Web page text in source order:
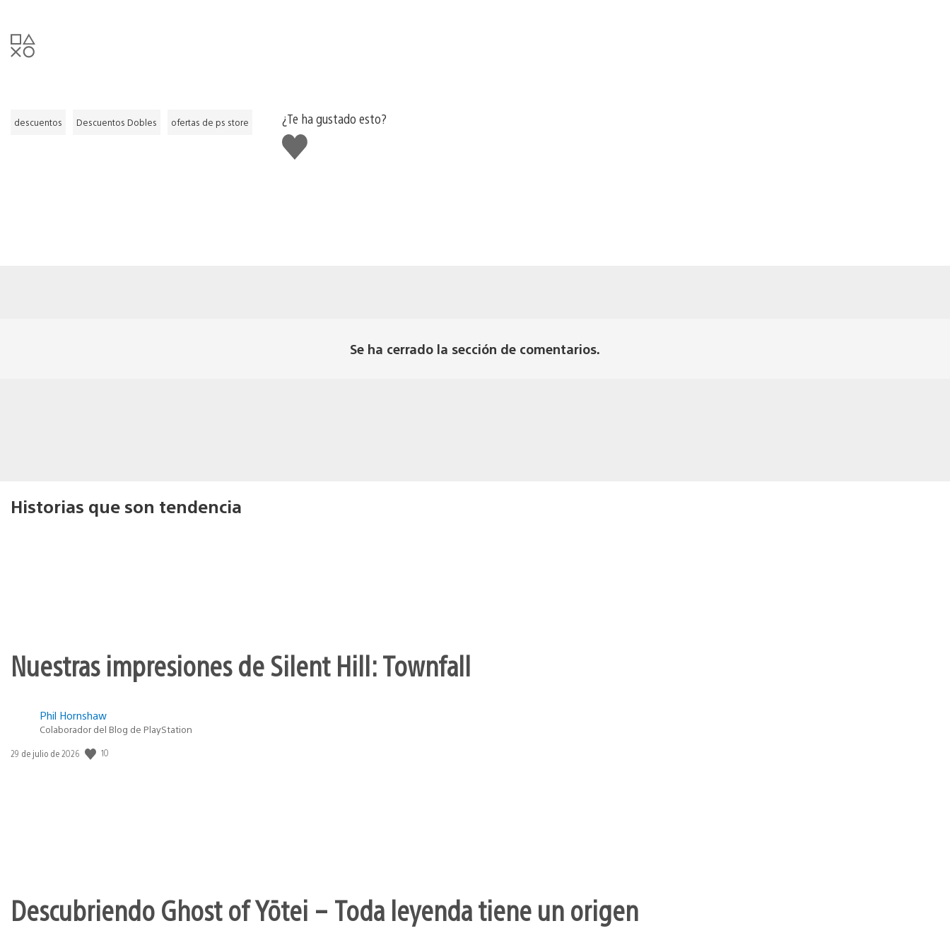
descuentos Descuentos Dobles ofertas de ps store
¿Te ha gustado esto?
Me
gusta
Se ha cerrado la sección de comentarios.
Historias que son tendencia
Nuestras impresiones de Silent Hill: Townfall
Phil Hornshaw
Colaborador del Blog de PlayStation
Fecha
29 de julio de 2026 10
Descubriendo Ghost of Yōtei – Toda leyenda tiene un origen